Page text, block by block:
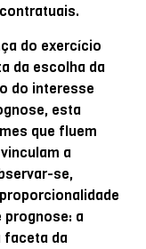
do exercício
da escolha da
do interesse
esta
que fluem
a
se,
a
faceta da